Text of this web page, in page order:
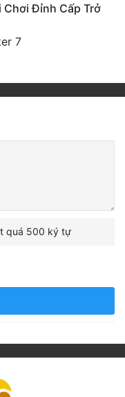
Chơi Đỉnh Cấp Trở
7
quá 500 ký tự